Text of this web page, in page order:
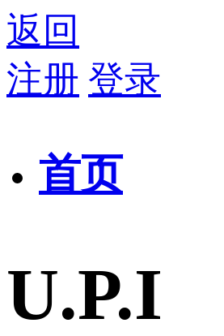
返回
注册 登录
首页
U.P.I